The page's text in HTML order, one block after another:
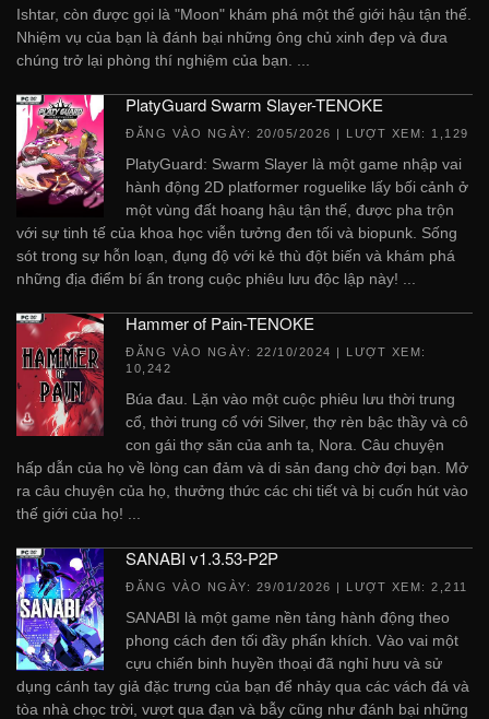
Ishtar, còn được gọi là "Moon" khám phá một thế giới hậu tận thế.
Nhiệm vụ của bạn là đánh bại những ông chủ xinh đẹp và đưa
chúng trở lại phòng thí nghiệm của bạn. ...
PlatyGuard Swarm Slayer-TENOKE
ĐĂNG VÀO NGÀY: 20/05/2026 | LƯỢT XEM: 1,129
PlatyGuard: Swarm Slayer là một game nhập vai
hành động 2D platformer roguelike lấy bối cảnh ở
một vùng đất hoang hậu tận thế, được pha trộn
với sự tinh tế của khoa học viễn tưởng đen tối và biopunk. Sống
sót trong sự hỗn loạn, đụng độ với kẻ thù đột biến và khám phá
những địa điểm bí ẩn trong cuộc phiêu lưu độc lập này! ...
Hammer of Pain-TENOKE
ĐĂNG VÀO NGÀY: 22/10/2024 | LƯỢT XEM:
10,242
Búa đau. Lặn vào một cuộc phiêu lưu thời trung
cổ, thời trung cổ với Silver, thợ rèn bậc thầy và cô
con gái thợ săn của anh ta, Nora. Câu chuyện
hấp dẫn của họ về lòng can đảm và di sản đang chờ đợi bạn. Mở
ra câu chuyện của họ, thưởng thức các chi tiết và bị cuốn hút vào
thế giới của họ! ...
SANABI v1.3.53-P2P
ĐĂNG VÀO NGÀY: 29/01/2026 | LƯỢT XEM: 2,211
SANABI là một game nền tảng hành động theo
phong cách đen tối đầy phấn khích. Vào vai một
cựu chiến binh huyền thoại đã nghỉ hưu và sử
dụng cánh tay giả đặc trưng của bạn để nhảy qua các vách đá và
tòa nhà chọc trời, vượt qua đạn và bẫy cũng như đánh bại những